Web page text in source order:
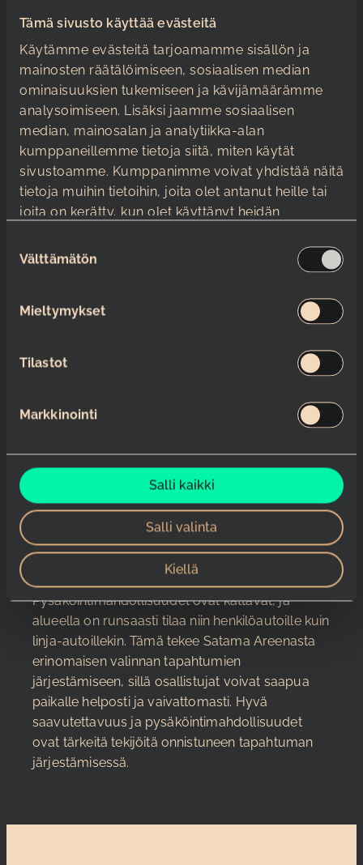
Tämä sivusto käyttää evästeitä
Käytämme evästeitä tarjoamamme sisällön ja
mainosten räätälöimiseen, sosiaalisen median
ominaisuuksien tukemiseen ja kävijämäärämme
analysoimiseen. Lisäksi jaamme sosiaalisen
median, mainosalan ja analytiikka-alan
kumppaneillemme tietoja siitä, miten käytät
sivustoamme. Kumppanimme voivat yhdistää näitä
tietoja muihin tietoihin, joita olet antanut heille tai
joita on kerätty, kun olet käyttänyt heidän
n
Välttämätön
Mieltymykset
Tilastot
Markkinointi
Salli kaikki
Salli valinta
Kiellä
yhteistyö mahdollistaa monipuolisten ja
yhdistävät oppimisen, luovuuden ja elämykset.
Yhteistyön ansiosta voimme tarjota laajan
valikoiman palveluita ja tiloja, jotka vastaavat
erilaisten tapahtumien tarpeisiin.
Yhteistyö Merikeskus Vellamon ja XAMK:in
kampuksen kanssa luo sykähdyttävän
kokonaisuuden, joka houkuttelee kävijöitä niin
läheltä kuin kauempaakin. Tämä tekee Satama
järjestämiseen, sillä voimme tarjota monipuolisia
ja ainutlaatuisia elämyksiä kaikille osallistujille.
Helppo
pysäköinti
Satama Areena sijaitsee keskeisellä paikalla
Kotkan Kantasatamassa, mikä tekee siitä helposti
omalla autollakin. Hyvät liikenneyhteydet ja
riittävät pysäköintimahdollisuudet takaavat, että
osallistujat pääsevät paikalle vaivattomasti.
Tämä on tärkeää erityisesti suurten tapahtumien
yhteydessä, jolloin osallistujia saapuu monista
Pysäköintimahdollisuudet ovat kattavat, ja
alueella on runsaasti tilaa niin henkilöautoille kuin
linja-autoillekin. Tämä tekee Satama Areenasta
erinomaisen valinnan tapahtumien
järjestämiseen, sillä osallistujat voivat saapua
paikalle helposti ja vaivattomasti. Hyvä
saavutettavuus ja pysäköintimahdollisuudet
ovat tärkeitä tekijöitä onnistuneen tapahtuman
järjestämisessä.